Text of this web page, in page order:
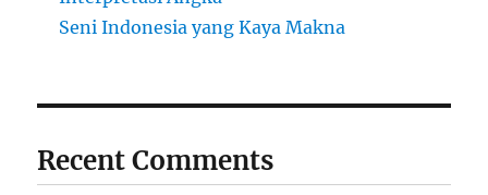
Seni Indonesia yang Kaya Makna
Recent Comments